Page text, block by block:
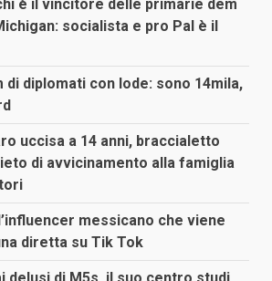
è il vincitore delle primarie dem
socialista e pro Pal è il
di diplomati con lode: sono 14mila,
uccisa a 14 anni, braccialetto
di avvicinamento alla famiglia
messicano che viene
diretta su Tik Tok